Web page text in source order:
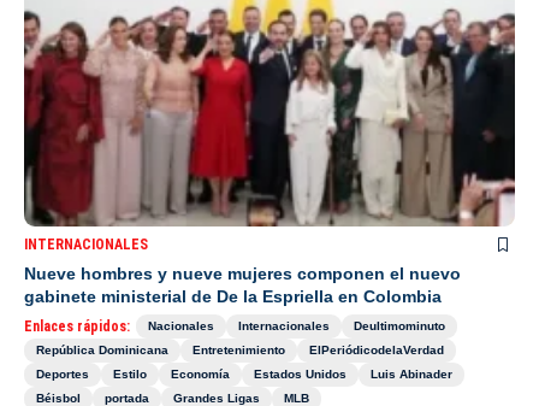
INTERNACIONALES
Nueve hombres y nueve mujeres componen el nuevo
gabinete ministerial de De la Espriella en Colombia
Enlaces rápidos: Nacionales Internacionales
Deultimominuto
República Dominicana
Entretenimiento
ElPeriódicodelaVerdad
Deportes
Estilo Economía Estados Unidos
Luis Abinader
Béisbol
portada Grandes Ligas MLB